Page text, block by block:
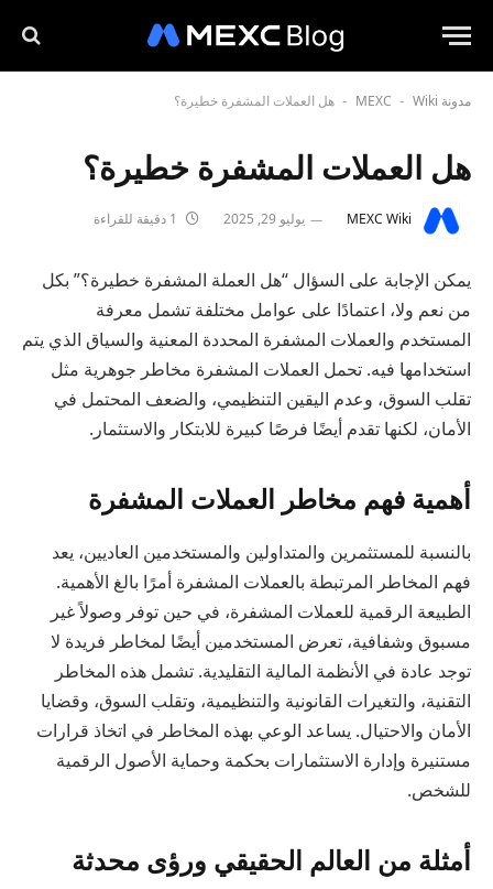
مدونة MEXC - Wiki
- هل العملات المشفرة خطيرة؟
هل العملات المشفرة خطيرة؟
MEXC Wiki يوليو 29, 2025
يمكن الإجابة على السؤال “هل العملة المشفرة خطيرة؟” بكل
من نعم ولا، اعتمادًا على عوامل مختلفة تشمل معرفة
المستخدم والعملات المشفرة المحددة المعنية والسياق الذي يتم
استخدامها فيه. تحمل العملات المشفرة مخاطر جوهرية مثل
تقلب السوق، وعدم اليقين التنظيمي، والضعف المحتمل في
الأمان، لكنها تقدم أيضًا فرصًا كبيرة للابتكار والاستثمار.
أهمية فهم مخاطر العملات المشفرة
بالنسبة للمستثمرين والمتداولين والمستخدمين العاديين، يعد
فهم المخاطر المرتبطة بالعملات المشفرة أمرًا بالغ الأهمية.
الطبيعة الرقمية للعملات المشفرة، في حين توفر وصولاً غير
مسبوق وشفافية، تعرض المستخدمين أيضًا لمخاطر فريدة لا
توجد عادة في الأنظمة المالية التقليدية. تشمل هذه المخاطر
التقنية، والتغيرات القانونية والتنظيمية، وتقلب السوق، وقضايا
الأمان والاحتيال. يساعد الوعي بهذه المخاطر في اتخاذ قرارات
مستنيرة وإدارة الاستثمارات بحكمة وحماية الأصول الرقمية
للشخص.
أمثلة من العالم الحقيقي ورؤى محدثة